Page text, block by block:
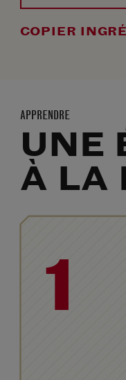
COPIER
APPRENDRE
UNE
À LA
1